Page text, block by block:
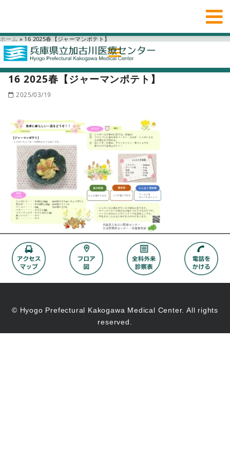
ホーム » 16 2025春【ジャーマンポテト】
16 2025春【ジャーマンポテト】
2025/03/19
© Hyogo Prefectural Kakogawa Medical Center. All rights
reserved.